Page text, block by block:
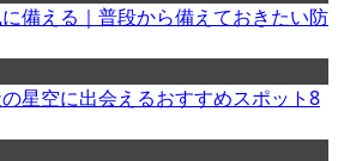
備える｜普段から備えておきたい防
星空に出会えるおすすめスポット8